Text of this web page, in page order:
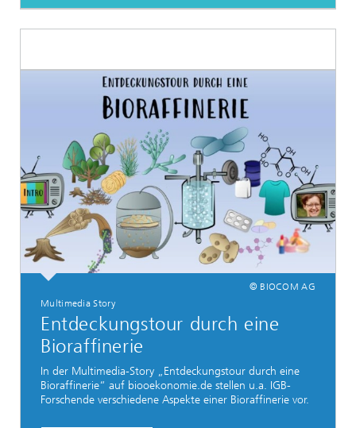
© BIOCOM AG
Multimedia Story
Entdeckungstour durch eine
Bioraffinerie
In der Multimedia-Story „Entdeckungstour durch eine
Bioraffinerie“ auf biooekonomie.de stellen u.a. IGB-
Forschende verschiedene Aspekte einer Bioraffinerie vor.